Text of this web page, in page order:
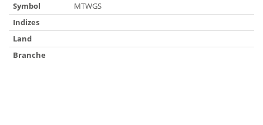
Symbol
MTWGS
Indizes
Land
Branche